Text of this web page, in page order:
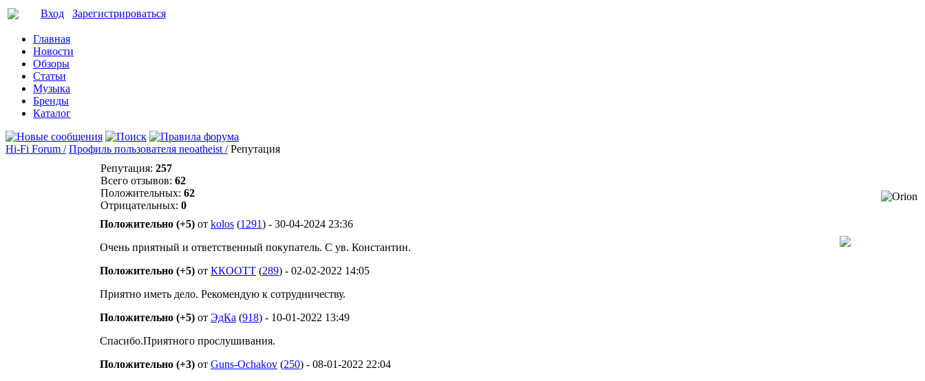
Вход Зарегистрироваться
Главная
Новости
Обзоры
Статьи
Музыка
Бренды
Каталог
Hi-Fi Forum / Профиль пользователя neoatheist / Репутация
Репутация: 257
Всего отзывов: 62
Положительных: 62
Отрицательных: 0
Положительно (+5) от kolos (1291) - 30-04-2024 23:36
Очень приятный и ответственный покупатель. С ув. Константин.
Положительно (+5) от ККООТТ (289) - 02-02-2022 14:05
Приятно иметь дело. Рекомендую к сотрудничеству.
Положительно (+5) от ЭдКа (918) - 10-01-2022 13:49
Спасибо.Приятного прослушивания.
Положительно (+3) от Guns-Ochakov (250) - 08-01-2022 22:04